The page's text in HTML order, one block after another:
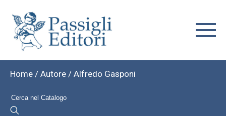
Home / Autore / Alfredo Gasponi